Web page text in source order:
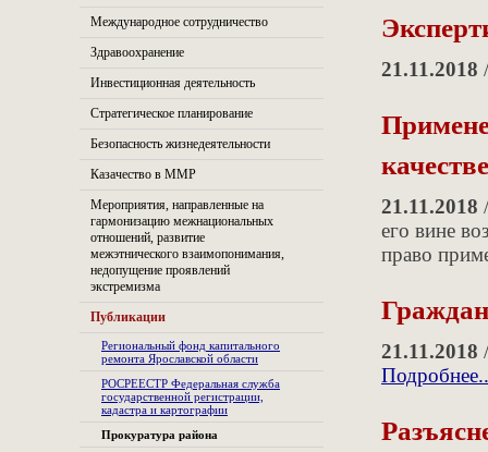
Международное сотрудничество
Здравоохранение
Инвестиционная деятельность
Стратегическое планирование
Безопасность жизнедеятельности
Казачество в ММР
Мероприятия, направленные на
гармонизацию межнациональных
отношений, развитие
межэтнического взаимопонимания,
недопущение проявлений
экстремизма
Публикации
Региональный фонд капитального
ремонта Ярославской области
РОСРЕЕСТР Федеральная служба
государственной регистрации,
кадастра и картографии
Прокуратура района
21.11.2018
21.11.2018
его вине
право
21.11.2018